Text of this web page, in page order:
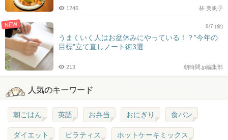
林 美帆子
1246
NEW 8/7 (金)
うまくいく人はお盆休みにやっている！？”今年の
目標”立て直しノート術3選
朝時間.jp編集部
213
人気のキーワード
朝ごはん 英語 お弁当 おにぎり 食パン
ダイエット ピラティス ホットケーキミックス